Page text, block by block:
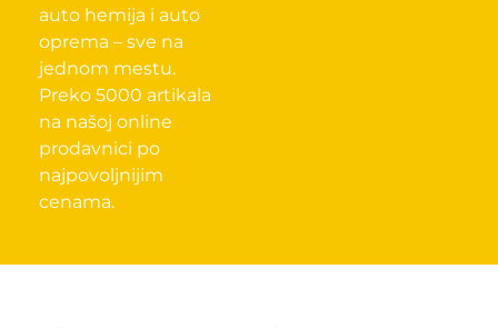
auto hemija i auto
oprema – sve na
jednom mestu.
Preko 5000 artikala
na našoj online
prodavnici po
najpovoljnijim
cenama.